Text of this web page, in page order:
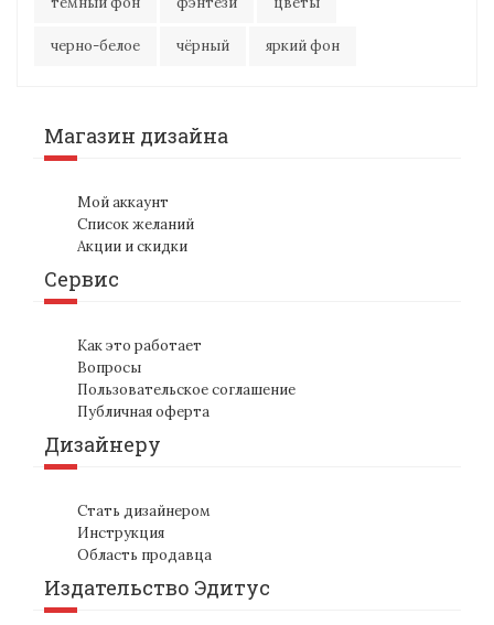
черно-белое чёрный яркий фон
Магазин дизайна
Мой аккаунт
Список желаний
Акции и скидки
Сервис
Как это работает
Вопросы
Пользовательское соглашение
Публичная оферта
Дизайнеру
Стать дизайнером
Инструкция
Область продавца
Издательство Эдитус